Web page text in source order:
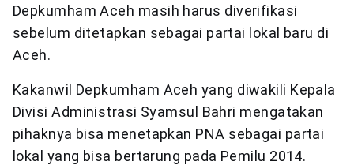
Depkumham Aceh masih harus diverifikasi
sebelum ditetapkan sebagai partai lokal baru di
Aceh.
Kakanwil Depkumham Aceh yang diwakili Kepala
Divisi Administrasi Syamsul Bahri mengatakan
pihaknya bisa menetapkan PNA sebagai partai
lokal yang bisa bertarung pada Pemilu 2014.